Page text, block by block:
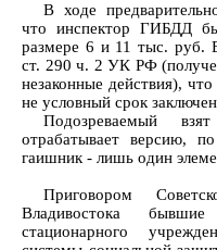
В ходе
что инспектор ГИБДД
размере 6 и 11 тыс. руб.
ст. 290 ч. 2 УК РФ
незаконные действия),
не условный срок
Подозреваемый
отрабатывает версию,
гаишник - лишь один
Приговором
Владивостока бывшие
стационарного